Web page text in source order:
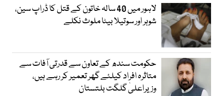
لاہور میں 40 سالہ خاتون کے قتل کا ڈراپ سین،
شوہر اور سوتیلا بیٹا ملوث نکلے
حکومت سندھ کے تعاون سے قدرتی آفات سے
متاثرہ افراد کیلئے گھر تعمیر کر رہے ہیں،
وزیراعلیٰ گلگت بلتستان